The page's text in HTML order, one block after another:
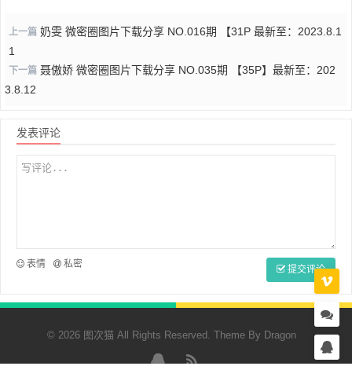
上一篇 奶雯 微密圈图片下载分享 NO.016期 【31P 最新至：2023.8.1
1
下一篇 聂傲娇 微密圈图片下载分享 NO.035期 【35P】最新至：202
3.8.12
发表评论
表情 私密 提交评论
© 2026 图次猫 All Rights Reserved. Theme By Dragon